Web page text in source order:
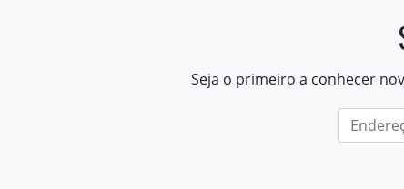
Seja o primeiro a conhecer